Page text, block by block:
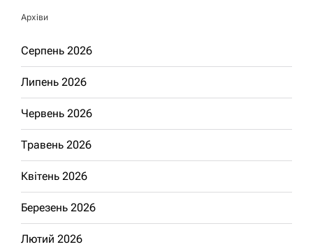
Архіви
Серпень 2026
Липень 2026
Червень 2026
Травень 2026
Квітень 2026
Березень 2026
Лютий 2026